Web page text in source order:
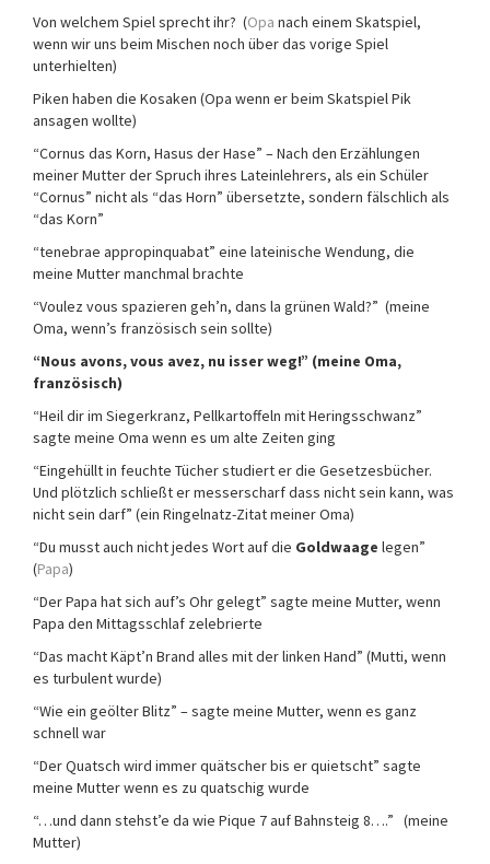
Von welchem Spiel sprecht ihr? (Opa nach einem Skatspiel,
wenn wir uns beim Mischen noch über das vorige Spiel
unterhielten)
Piken haben die Kosaken (Opa wenn er beim Skatspiel Pik
ansagen wollte)
“Cornus das Korn, Hasus der Hase” – Nach den Erzählungen
meiner Mutter der Spruch ihres Lateinlehrers, als ein Schüler
“Cornus” nicht als “das Horn” übersetzte, sondern fälschlich als
“das Korn”
“tenebrae appropinquabat” eine lateinische Wendung, die
meine Mutter manchmal brachte
“Voulez vous spazieren geh’n, dans la grünen Wald?” (meine
Oma, wenn’s französisch sein sollte)
“Nous avons, vous avez, nu isser weg!” (meine Oma,
französisch)
“Heil dir im Siegerkranz, Pellkartoffeln mit Heringsschwanz”
sagte meine Oma wenn es um alte Zeiten ging
“Eingehüllt in feuchte Tücher studiert er die Gesetzesbücher.
Und plötzlich schließt er messerscharf dass nicht sein kann, was
nicht sein darf” (ein Ringelnatz-Zitat meiner Oma)
“Du musst auch nicht jedes Wort auf die Goldwaage legen”
(Papa)
“Der Papa hat sich auf’s Ohr gelegt” sagte meine Mutter, wenn
Papa den Mittagsschlaf zelebrierte
“Das macht Käpt’n Brand alles mit der linken Hand” (Mutti, wenn
es turbulent wurde)
“Wie ein geölter Blitz” – sagte meine Mutter, wenn es ganz
schnell war
“Der Quatsch wird immer quätscher bis er quietscht” sagte
meine Mutter wenn es zu quatschig wurde
“…und dann stehst’e da wie Pique 7 auf Bahnsteig 8….” (meine
Mutter)